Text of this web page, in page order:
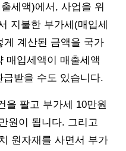
세액)에서, 사업을 위
지불한 부가세(매입세
게 계산된 금액을 국가
매입세액이 매출세액
받을 수도 있습니다.
을 팔고 부가세 10만원
원이 됩니다. 그리고
원자재를 사면서 부가